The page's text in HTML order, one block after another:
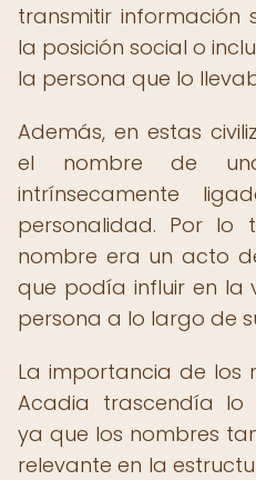
transmitir información
la posición social o
la persona que lo
Además, en estas
el nombre de
intrínsecamente
personalidad. Por lo
nombre era un acto
que podía influir en la
persona a lo largo de
La importancia de los
Acadia trascendía lo
ya que los nombres
relevante en la